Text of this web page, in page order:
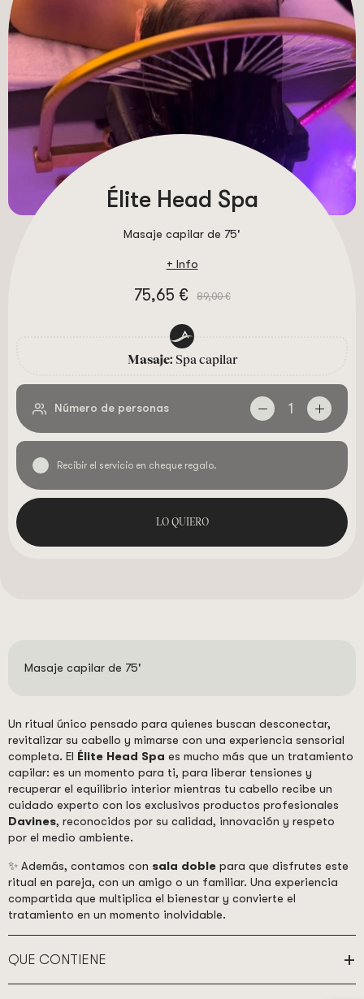
Élite Head Spa
Masaje capilar de 75'
+ Info
75,65 € 89,00 €
Masaje: Spa capilar
Número de personas 1
Recibir el servicio en cheque regalo.
LO QUIERO
Masaje capilar de 75'
Un ritual único pensado para quienes buscan desconectar,
revitalizar su cabello y mimarse con una experiencia sensorial
completa. El Élite Head Spa es mucho más que un tratamiento
capilar: es un momento para ti, para liberar tensiones y
recuperar el equilibrio interior mientras tu cabello recibe un
cuidado experto con los exclusivos productos profesionales
Davines, reconocidos por su calidad, innovación y respeto
por el medio ambiente.
✨ Además, contamos con sala doble para que disfrutes este
ritual en pareja, con un amigo o un familiar. Una experiencia
compartida que multiplica el bienestar y convierte el
tratamiento en un momento inolvidable.
QUE CONTIENE